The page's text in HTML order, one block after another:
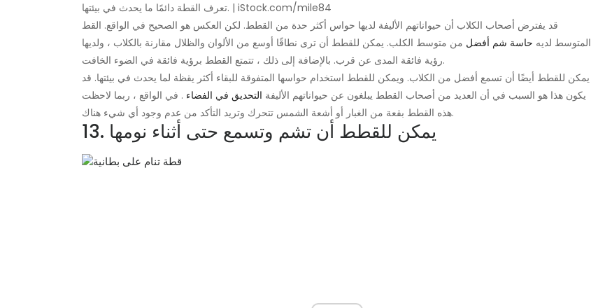
تعرف القطة دائمًا ما يحدث في بيئتها. | iStock.com/mile84
قد يفترض أصحاب الكلاب أن حيواناتهم الأليفة لديها حواس أكثر حدة من القطط. لكن العكس هو الصحيح في الواقع. القط
المتوسط ​​لديه حاسة شم أفضل من متوسط ​​الكلب. يمكن للقطط أن ترى نطاقًا أوسع من الألوان والظلال مقارنة بالكلاب ، ولديها
رؤية فائقة المدى عن قرب. بالإضافة إلى ذلك ، تتمتع القطط برؤية فائقة في الضوء الخافت.
يمكن للقطط أيضًا أن تسمع أفضل من الكلاب. ويمكن للقطط استخدام حواسها المتفوقة للبقاء أكثر يقظة لما يحدث في بيئتها. قد
يكون هذا هو السبب في أن العديد من أصحاب القطط يبلغون عن حيواناتهم الأليفة التحديق في الفضاء . في الواقع ، ربما لاحظت
هذه القطط بقعة من الغبار أو أشعة الشمس تتحرك وتريد التأكد من عدم وجود أي شيء هناك.
13. يمكن للقطط أن تشم وتسمع حتى أثناء نومها